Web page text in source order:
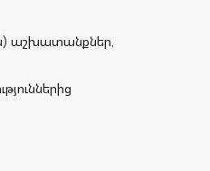
աշխատանքներ,